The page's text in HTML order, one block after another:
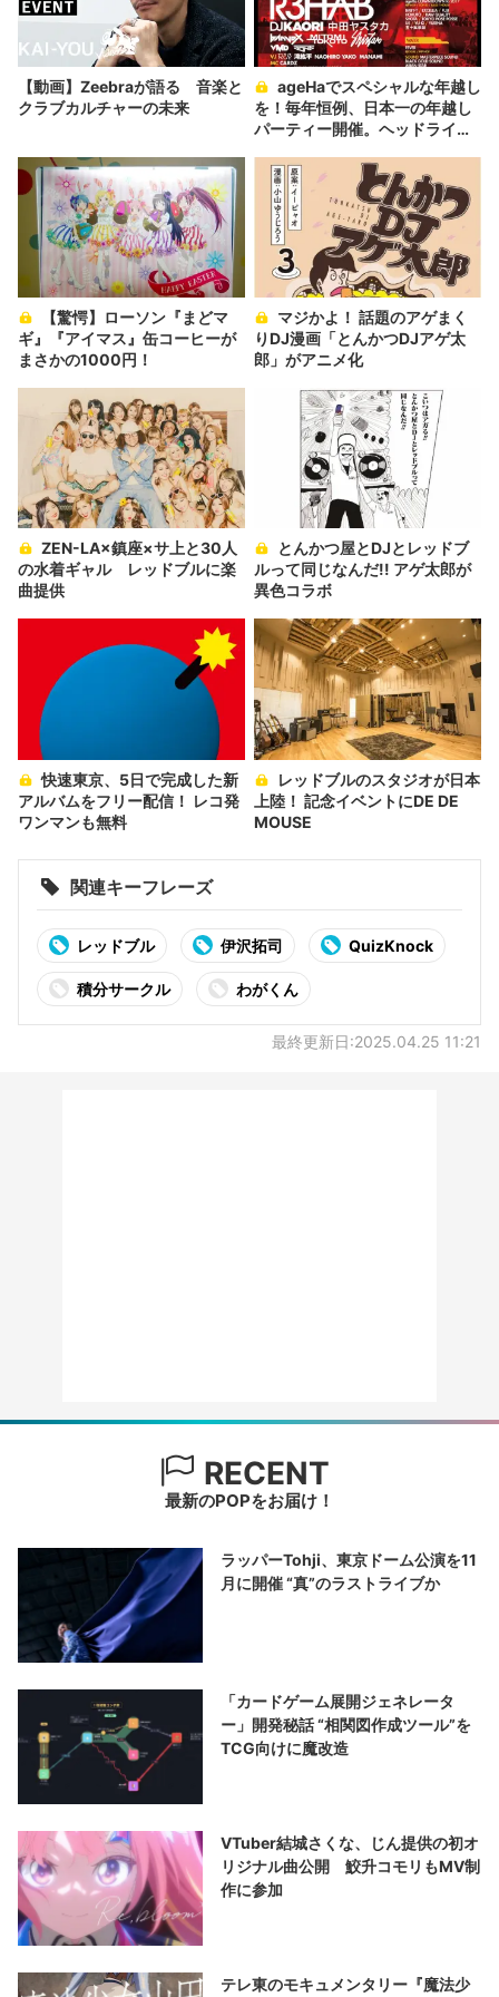
【動画】Zeebraが語る 音楽と
クラブカルチャーの未来
を！毎年恒例、日本一の年越し
パーティー開催。ヘッドライナ
2年前の興奮が蘇る！
ギ』『アイマス』缶コーヒーが
まさかの1000円！
りDJ漫画「とんかつDJアゲ太
郎」がアニメ化
の水着ギャル レッドブルに楽
曲提供
ルって同じなんだ!! アゲ太郎が
異色コラボ
快速東京、5日で完成した新
アルバムをフリー配信！ レコ発
ワンマンも無料
上陸！ 記念イベントにDE DE
MOUSE
関連キーフレーズ
レッドブル 伊沢拓司 QuizKnock
積分サークル わがくん
最終更新日:2025.04.25 11:21
RECENT
最新のPOPをお届け！
ラッパーTohji、東京ドーム公演を11
月に開催 “真”のラストライブか
「カードゲーム展開ジェネレータ
ー」開発秘話 “相関図作成ツール”を
TCG向けに魔改造
VTuber結城さくな、じん提供の初オ
リジナル曲公開 鮫升コモリもMV制
作に参加
テレ東のモキュメンタリー『魔法少